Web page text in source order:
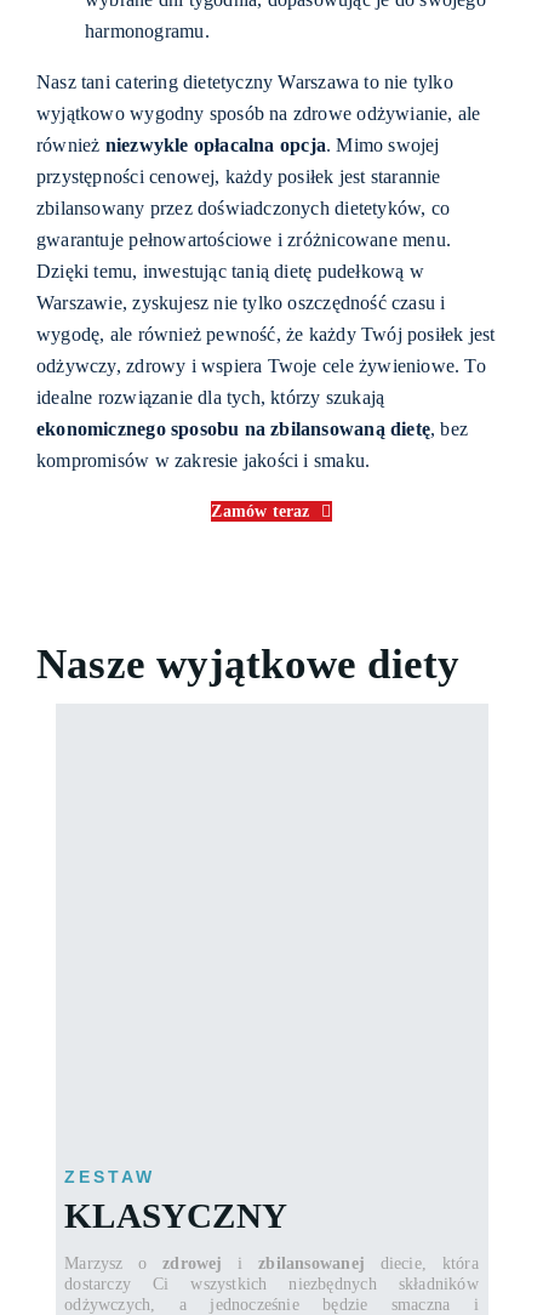
harmonogramu.
Nasz tani catering dietetyczny Warszawa to nie tylko
wyjątkowo wygodny sposób na zdrowe odżywianie, ale
również niezwykle opłacalna opcja. Mimo swojej
przystępności cenowej, każdy posiłek jest starannie
zbilansowany przez doświadczonych dietetyków, co
gwarantuje pełnowartościowe i zróżnicowane menu.
Dzięki temu, inwestując tanią dietę pudełkową w
Warszawie, zyskujesz nie tylko oszczędność czasu i
wygodę, ale również pewność, że każdy Twój posiłek jest
odżywczy, zdrowy i wspiera Twoje cele żywieniowe. To
idealne rozwiązanie dla tych, którzy szukają
ekonomicznego sposobu na zbilansowaną dietę, bez
kompromisów w zakresie jakości i smaku.
Zamów teraz
Naszewyjątkowe diety
ZESTAW
KLASYCZNY
Marzysz ozdrowej izbilansowanej diecie, która
dostarczy Ci wszystkich niezbędnych składników
odżywczych, a jednocześnie będzie smaczna i